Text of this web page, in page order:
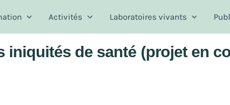
Activités Laboratoires vivants
iniquités de santé (projet en